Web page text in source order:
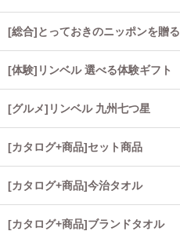
[総合]とっておきのニッポンを贈る
[体験]リンベル 選べる体験ギフト
[グルメ]リンベル 九州七つ星
[カタログ+商品]セット商品
[カタログ+商品]今治タオル
[カタログ+商品]ブランドタオル